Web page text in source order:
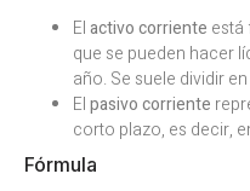
Elactivo corriente está
que se pueden hacer
año. Se suele dividir en
Elpasivo corriente
corto plazo, es decir,
Fórmula